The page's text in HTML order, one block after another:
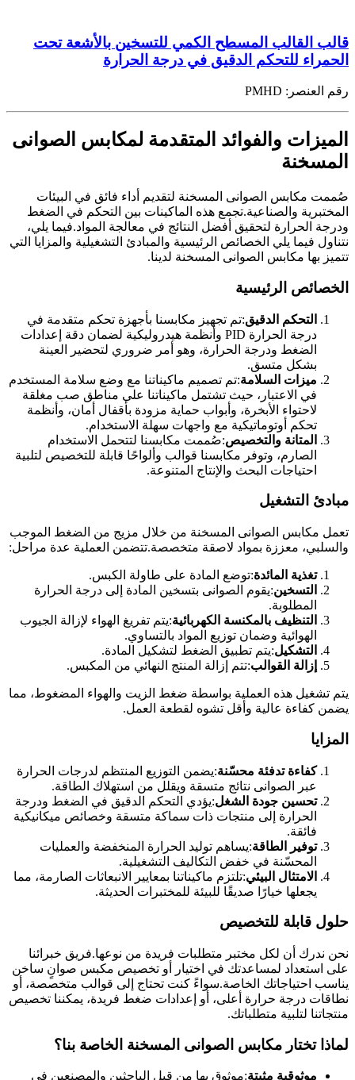
قالب القالب المسطح الكمي للتسخين بالأشعة تحت
الحمراء للتحكم الدقيق في درجة الحرارة
رقم العنصر:
الميزات والفوائد المتقدمة لمكابس الصوانى
المسخنة
صُممت مكابس الصوانى المسخنة لتقديم أداء فائق في البيئات
المختبرية والصناعية.تجمع هذه الماكينات بين التحكم في الضغط
ودرجة الحرارة لتحقيق أفضل النتائج في معالجة المواد.فيما يلي،
نتناول فيما يلي الخصائص الرئيسية والمبادئ التشغيلية والمزايا التي
تتميز بها مكابس الصوانى المسخنة لدينا.
الخصائص الرئيسية
التحكم الدقيق:تم تجهيز مكابسنا بأجهزة تحكم متقدمة في
درجة الحرارة PID وأنظمة هيدروليكية لضمان دقة إعدادات
الضغط ودرجة الحرارة، وهو أمر ضروري لتحضير العينة
بشكل متسق.
ميزات السلامة:تم تصميم ماكيناتنا مع وضع سلامة المستخدم
في الاعتبار، حيث تشتمل ماكيناتنا على مناطق صب مغلقة
لاحتواء الأبخرة، وأبواب حماية مزودة بأقفال أمان، وأنظمة
تحكم أوتوماتيكية مع واجهات سهلة الاستخدام.
المتانة والتخصيص:صُممت مكابسنا لتتحمل الاستخدام
الصارم، وتوفر مكابسنا قوالب وألواحًا قابلة للتخصيص لتلبية
احتياجات البحث والإنتاج المتنوعة.
مبادئ التشغيل
تعمل مكابس الصوانى المسخنة من خلال مزيج من الضغط الموجب
والسلبي، معززة بمواد لاصقة متخصصة.تتضمن العملية عدة مراحل:
تغذية المائدة:توضع المادة على طاولة الكبس.
التسخين:يقوم الصوانى بتسخين المادة إلى درجة الحرارة
المطلوبة.
التنظيف بالمكنسة الكهربائية:يتم تفريغ الهواء لإزالة الجيوب
الهوائية وضمان توزيع المواد بالتساوي.
التشكيل:يتم تطبيق الضغط لتشكيل المادة.
إزالة القوالب:تتم إزالة المنتج النهائي من المكبس.
يتم تشغيل هذه العملية بواسطة ضغط الزيت والهواء المضغوط، مما
يضمن كفاءة عالية وأقل تشوه لقطعة العمل.
المزايا
كفاءة تدفئة محسّنة:يضمن التوزيع المنتظم لدرجات الحرارة
عبر الصوانى نتائج متسقة ويقلل من استهلاك الطاقة.
تحسين جودة الشغل:يؤدي التحكم الدقيق في الضغط ودرجة
الحرارة إلى منتجات ذات سماكة متسقة وخصائص ميكانيكية
فائقة.
توفير الطاقة:يساهم توليد الحرارة المنخفضة والعمليات
المحسّنة في خفض التكاليف التشغيلية.
الامتثال البيئي:تلتزم ماكيناتنا بمعايير الانبعاثات الصارمة، مما
يجعلها خيارًا صديقًا للبيئة للمختبرات الحديثة.
حلول قابلة للتخصيص
نحن ندرك أن لكل مختبر متطلبات فريدة من نوعها.فريق خبرائنا
على استعداد لمساعدتك في اختيار أو تخصيص مكبس صوانٍ ساخن
يناسب احتياجاتك الخاصة.سواءً كنت تحتاج إلى قوالب متخصصة، أو
نطاقات درجة حرارة أعلى، أو إعدادات ضغط فريدة، يمكننا تخصيص
منتجاتنا لتلبية متطلباتك.
لماذا تختار مكابس الصوانى المسخنة الخاصة بنا؟
موثوقية مثبتة:موثوق بها من قِبل الباحثين والمصنعين في